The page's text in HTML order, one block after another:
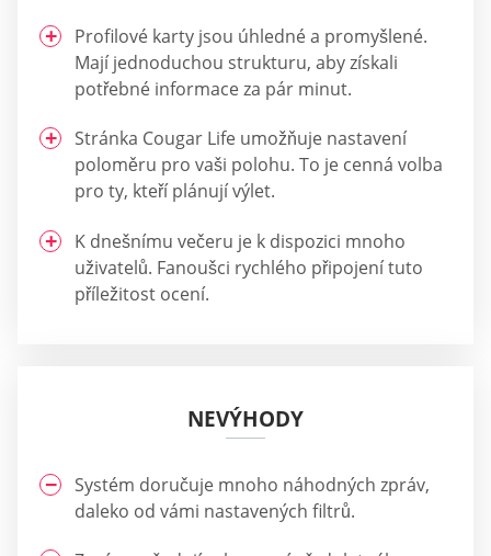
Profilové karty jsou úhledné a promyšlené.
Mají jednoduchou strukturu, aby získali
potřebné informace za pár minut.
Stránka Cougar Life umožňuje nastavení
poloměru pro vaši polohu. To je cenná volba
pro ty, kteří plánují výlet.
K dnešnímu večeru je k dispozici mnoho
uživatelů. Fanoušci rychlého připojení tuto
příležitost ocení.
NEVÝHODY
Systém doručuje mnoho náhodných zpráv,
daleko od vámi nastavených filtrů.